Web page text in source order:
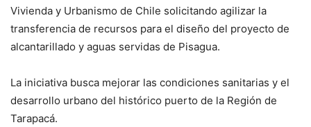
Vivienda y Urbanismo de Chile solicitando agilizar la
transferencia de recursos para el diseño del proyecto de
alcantarillado y aguas servidas de Pisagua.
La iniciativa busca mejorar las condiciones sanitarias y el
desarrollo urbano del histórico puerto de la Región de
Tarapacá.